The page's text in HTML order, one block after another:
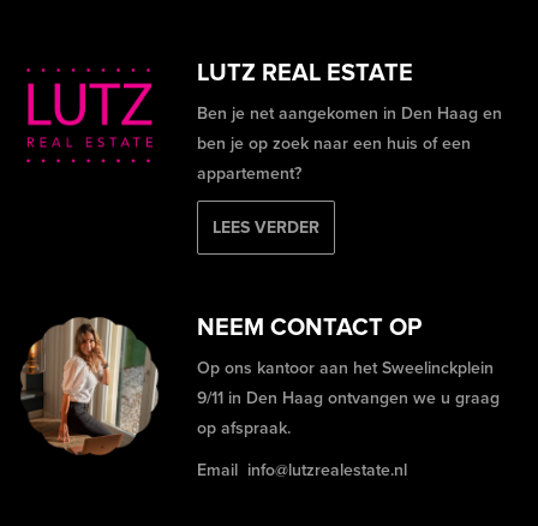
LUTZ REAL ESTATE
Ben je net aangekomen in Den Haag en
ben je op zoek naar een huis of een
appartement?
LEES VERDER
NEEM CONTACT OP
Op ons kantoor aan het Sweelinckplein
9/11 in Den Haag ontvangen we u graag
op afspraak.
Email info@lutzrealestate.nl